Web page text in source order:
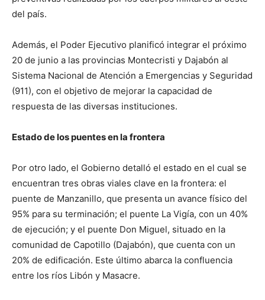
del país.
Además, el Poder Ejecutivo planificó integrar el próximo
20 de junio a las provincias Montecristi y Dajabón al
Sistema Nacional de Atención a Emergencias y Seguridad
(911), con el objetivo de mejorar la capacidad de
respuesta de las diversas instituciones.
Estado de los puentes en la frontera
Por otro lado, el Gobierno detalló el estado en el cual se
encuentran tres obras viales clave en la frontera: el
puente de Manzanillo, que presenta un avance físico del
95% para su terminación; el puente La Vigía, con un 40%
de ejecución; y el puente Don Miguel, situado en la
comunidad de Capotillo (Dajabón), que cuenta con un
20% de edificación. Este último abarca la confluencia
entre los ríos Libón y Masacre.